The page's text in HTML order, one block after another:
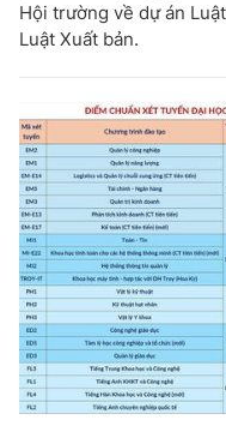
Hội trường về dự án
Luật Xuất bản.